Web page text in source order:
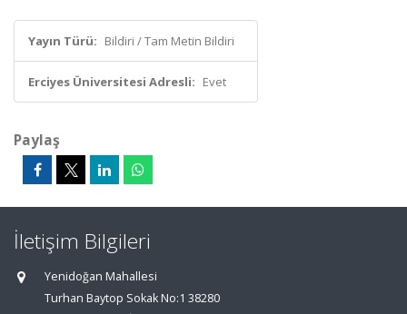
Yayın Türü: Bildiri / Tam Metin Bildiri
Erciyes Üniversitesi Adresli: Evet
Paylaş
İletişim Bilgileri
Yenidoğan Mahallesi
Turhan Baytop Sokak No:1 38280